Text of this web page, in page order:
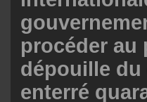
procéder au
dépouille
enterré